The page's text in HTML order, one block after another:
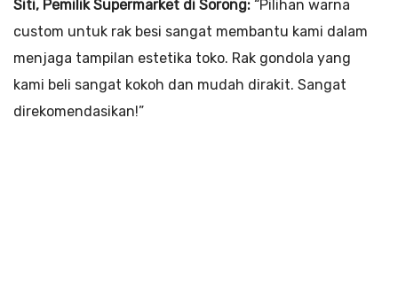
Siti, Pemilik Supermarket di Sorong: “Pilihan warna
custom untuk rak besi sangat membantu kami dalam
menjaga tampilan estetika toko. Rak gondola yang
kami beli sangat kokoh dan mudah dirakit. Sangat
direkomendasikan!”